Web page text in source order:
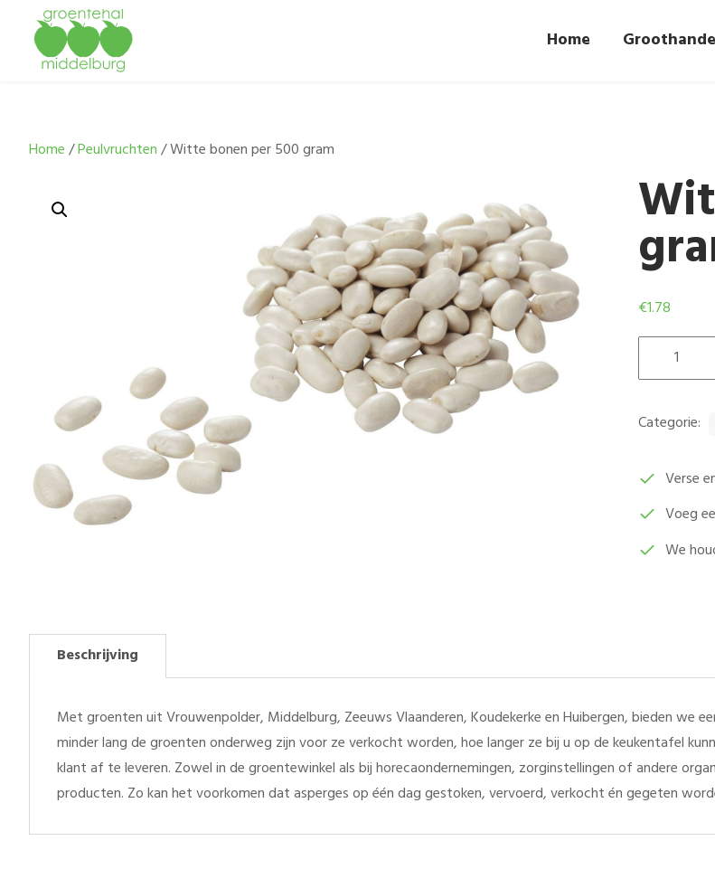
Home
Home/Peulvruchten/ Witte bonen per 500 gram
€1.78
BONEN
GRAM
Categorie:
Verse
Voeg
We
Beschrijving
Met groenten uit Vrouwenpolder, Middelburg, Zeeuws Vlaanderen, Koudekerke en Huibergen, bieden we
minder lang de groenten onderweg zijn voor ze verkocht worden, hoe langer ze bij u op de keukentafel
klant af te leveren. Zowel in de groentewinkel als bij horecaondernemingen, zorginstellingen of andere
producten. Zo kan het voorkomen dat asperges op één dag gestoken, vervoerd, verkocht én gegeten